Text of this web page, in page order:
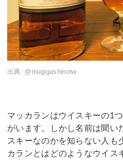
出典: @mugigashinotw
マッカランはウイスキーの1
がいます。しかし名前は聞い
スキーなのかを知らない人も
カランとはどのようなウイス